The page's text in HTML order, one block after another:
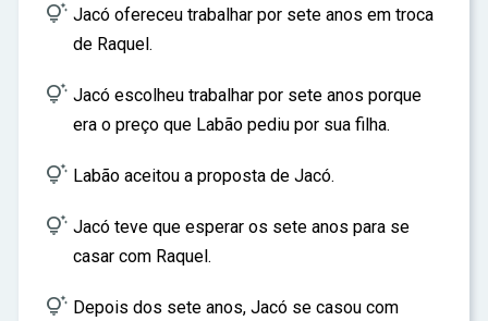
 Jacó ofereceu trabalhar por sete anos em troca
de Raquel.
 Jacó escolheu trabalhar por sete anos porque
era o preço que Labão pediu por sua filha.
 Labão aceitou a proposta de Jacó.
 Jacó teve que esperar os sete anos para se
casar com Raquel.
 Depois dos sete anos, Jacó se casou com